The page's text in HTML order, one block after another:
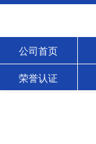
公司首页
荣誉认证